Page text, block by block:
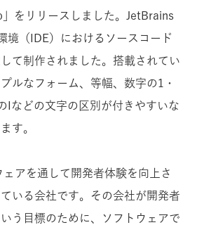
」をリリースしました。JetBrains
境（IDE）におけるソースコード
て制作されました。搭載されてい
ルなフォーム、等幅、数字の1・
Iなどの文字の区別が付きやすいな
す。
アを通して開発者体験を向上さ
いる会社です。その会社が開発者
う目標のために、ソフトウェアで